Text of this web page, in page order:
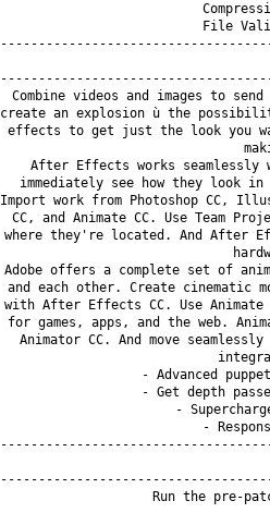
File
Combine videos and images to
create an explosion ù the
effects to get just the look you
After Effects works seamlessly
immediately see how they look in
Import work from Photoshop CC,
CC, and Animate CC. Use Team
where they're located. And After
Adobe offers a complete set of
and each other. Create
with After Effects CC. Use
for games, apps, and the web.
Animator CC. And move
- Advanced
- Get depth
-
-